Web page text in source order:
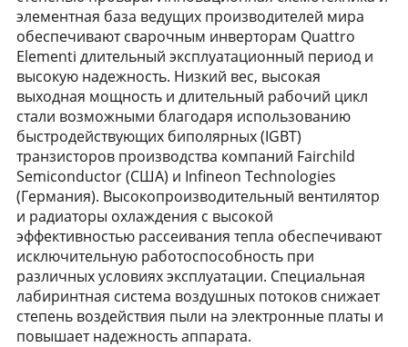
элементная база ведущих производителей мира
обеспечивают сварочным инверторам Quattro
Elementi длительный эксплуатационный период и
высокую надежность. Низкий вес, высокая
выходная мощность и длительный рабочий цикл
стали возможными благодаря использованию
быстродействующих биполярных (IGBT)
транзисторов производства компаний Fairchild
Semiconductor (США) и Infineon Technologies
(Германия). Высокопроизводительный вентилятор
и радиаторы охлаждения с высокой
эффективностью рассеивания тепла обеспечивают
исключительную работоспособность при
различных условиях эксплуатации. Специальная
лабиринтная система воздушных потоков снижает
степень воздействия пыли на электронные платы и
повышает надежность аппарата.